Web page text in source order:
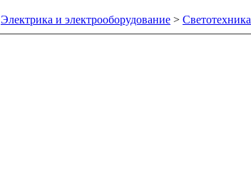
Электрика и электрооборудование > Светотехника